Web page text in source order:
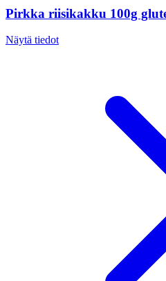
Pirkka riisikakku 100g
Näytä tiedot